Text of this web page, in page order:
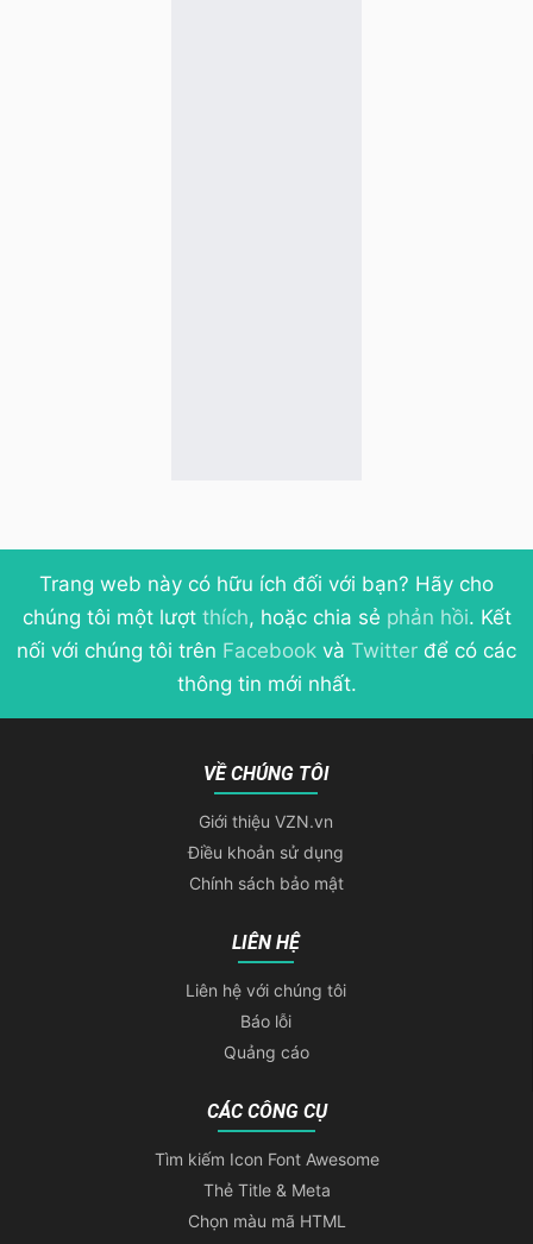
Trang web này có hữu ích đối với bạn? Hãy cho
chúng tôi một lượt thích, hoặc chia sẻ phản hồi. Kết
nối với chúng tôi trên Facebook và Twitter để có các
thông tin mới nhất.
VỀ CHÚNG TÔI
Giới thiệu VZN.vn
Điều khoản sử dụng
Chính sách bảo mật
LIÊN HỆ
Liên hệ với chúng tôi
Báo lỗi
Quảng cáo
CÁC CÔNG CỤ
Tìm kiếm Icon Font Awesome
Thẻ Title & Meta
Chọn màu mã HTML